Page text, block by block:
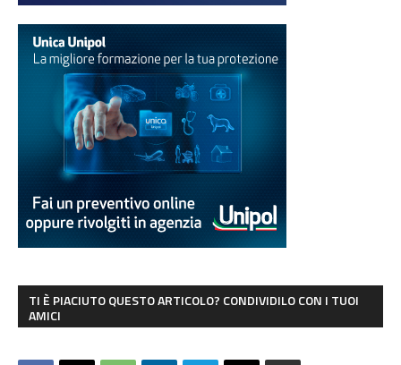
TI È PIACIUTO QUESTO ARTICOLO? CONDIVIDILO CON I TUOI
AMICI